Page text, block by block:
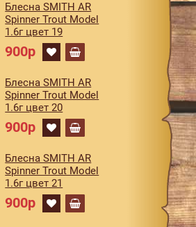
Блесна SMITH AR
Spinner Trout Model
1.6г цвет 19
900р
Блесна SMITH AR
Spinner Trout Model
1.6г цвет 20
900р
Блесна SMITH AR
Spinner Trout Model
1.6г цвет 21
900р